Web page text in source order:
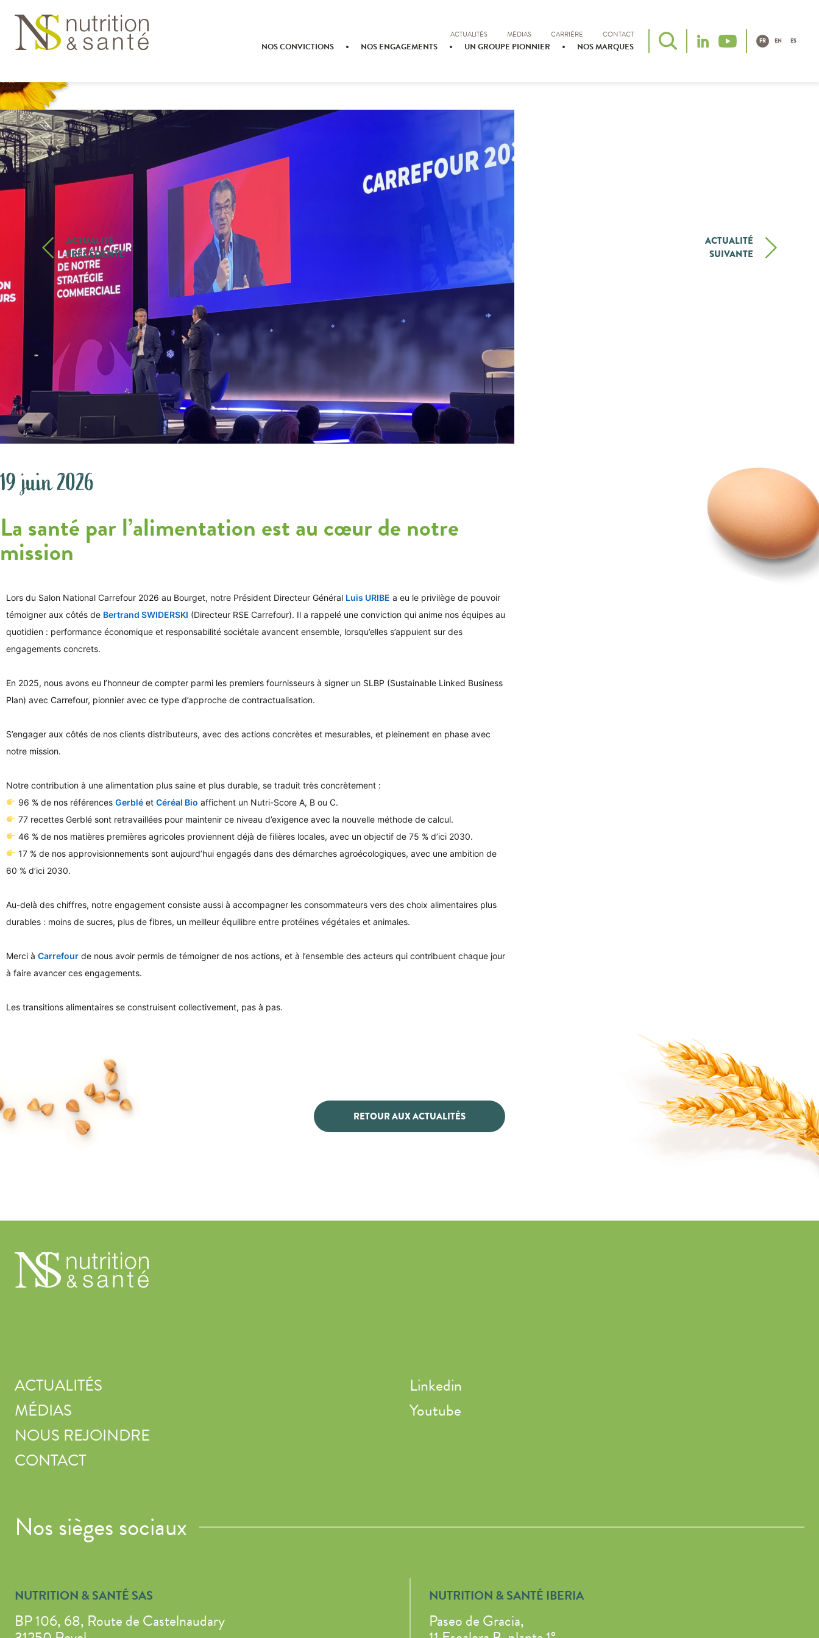
ACTUALITÉS MÉDIAS CARRIÈRE CONTACT
NOS CONVICTIONS NOS ENGAGEMENTS UN GROUPE PIONNIER NOS MARQUES FR EN ES
ACTUALITÉ
PRÉCÉDENTE
ACTUALITÉ
SUIVANTE
19 juin 2026
La santé par l’alimentation est au cœur de notre
mission
Lors du Salon National Carrefour 2026 au Bourget, notre Président Directeur Général Luis URIBE a eu le privilège de pouvoir
témoigner aux côtés de Bertrand SWIDERSKI (Directeur RSE Carrefour). Il a rappelé une conviction qui anime nos équipes au
quotidien : performance économique et responsabilité sociétale avancent ensemble, lorsqu’elles s’appuient sur des
engagements concrets.
En 2025, nous avons eu l’honneur de compter parmi les premiers fournisseurs à signer un SLBP (Sustainable Linked Business
Plan) avec Carrefour, pionnier avec ce type d’approche de contractualisation.
S’engager aux côtés de nos clients distributeurs, avec des actions concrètes et mesurables, et pleinement en phase avec
notre mission.
Notre contribution à une alimentation plus saine et plus durable, se traduit très concrètement :
96 % de nos références
hashtag
Gerblé et
hashtag
Céréal Bio affichent un Nutri-Score A, B ou C.
77 recettes Gerblé sont retravaillées pour maintenir ce niveau d’exigence avec la nouvelle méthode de calcul.
46 % de nos matières premières agricoles proviennent déjà de filières locales, avec un objectif de 75 % d’ici 2030.
17 % de nos approvisionnements sont aujourd’hui engagés dans des démarches agroécologiques, avec une ambition de
60 % d’ici 2030.
Au-delà des chiffres, notre engagement consiste aussi à accompagner les consommateurs vers des choix alimentaires plus
durables : moins de sucres, plus de fibres, un meilleur équilibre entre protéines végétales et animales.
Merci à Carrefour de nous avoir permis de témoigner de nos actions, et à l’ensemble des acteurs qui contribuent chaque jour
à faire avancer ces engagements.
Les transitions alimentaires se construisent collectivement, pas à pas.
RETOUR AUX ACTUALITÉS
ACTUALITÉS
MÉDIAS
NOUS REJOINDRE
CONTACT
Linkedin
Youtube
Nos sièges sociaux
NUTRITION & SANTÉ SAS
BP 106, 68, Route de Castelnaudary
NUTRITION & SANTÉ IBERIA
Paseo de Gracia,